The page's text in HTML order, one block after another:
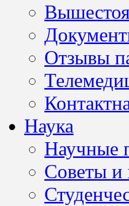
Отзывы
Наука
Научные
Советы и